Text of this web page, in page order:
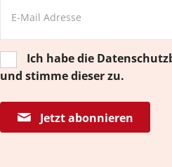
Ich habe die
und stimme dieser zu.
Jetzt abonnieren